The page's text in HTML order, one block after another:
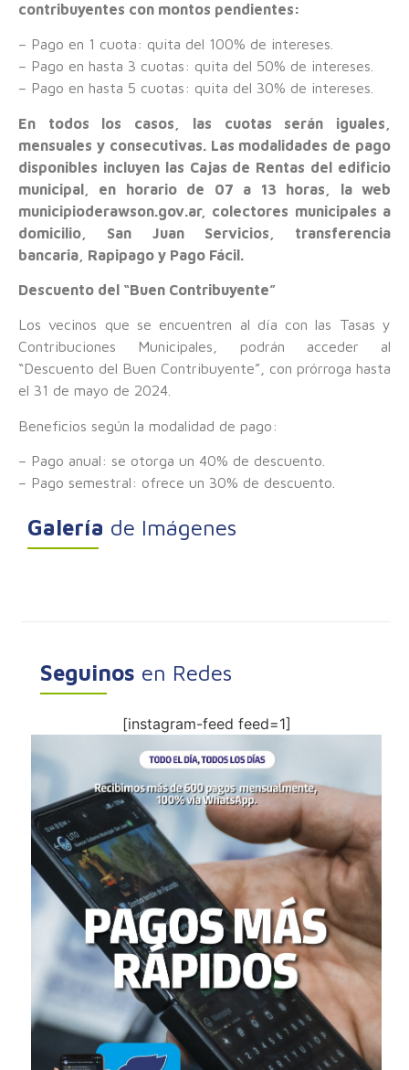
contribuyentes con montos pendientes:
– Pago en 1 cuota: quita del 100% de intereses.
– Pago en hasta 3 cuotas: quita del 50% de intereses.
– Pago en hasta 5 cuotas: quita del 30% de intereses.
En todos los casos, las cuotas serán iguales,
mensuales y consecutivas. Las modalidades de pago
disponibles incluyen las Cajas de Rentas del edificio
municipal, en horario de 07 a 13 horas, la web
municipioderawson.gov.ar, colectores municipales a
domicilio, San Juan Servicios, transferencia
bancaria, Rapipago y Pago Fácil.
Descuento del “Buen Contribuyente”
Los vecinos que se encuentren al día con las Tasas y
Contribuciones Municipales, podrán acceder al
“Descuento del Buen Contribuyente”, con prórroga hasta
el 31 de mayo de 2024.
Beneficios según la modalidad de pago:
– Pago anual: se otorga un 40% de descuento.
– Pago semestral: ofrece un 30% de descuento.
Galería de Imágenes
Seguinos en Redes
[instagram-feed feed=1]